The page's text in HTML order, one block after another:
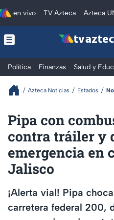
en vivo TV Azteca Azteca
tv
Política Finanzas Salud y
Azteca Noticias Estados
Pipa con
contra tráiler y
emergencia en
Jalisco
¡Alerta vial! Pipa
carretera federal 200,